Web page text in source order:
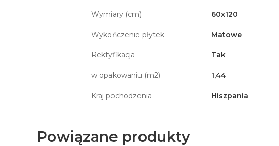
Wymiary (cm) 60x120
Wykończenie płytek Matowe
Rektyfikacja Tak
w opakowaniu (m2) 1,44
Kraj pochodzenia Hiszpania
Powiązane produkty